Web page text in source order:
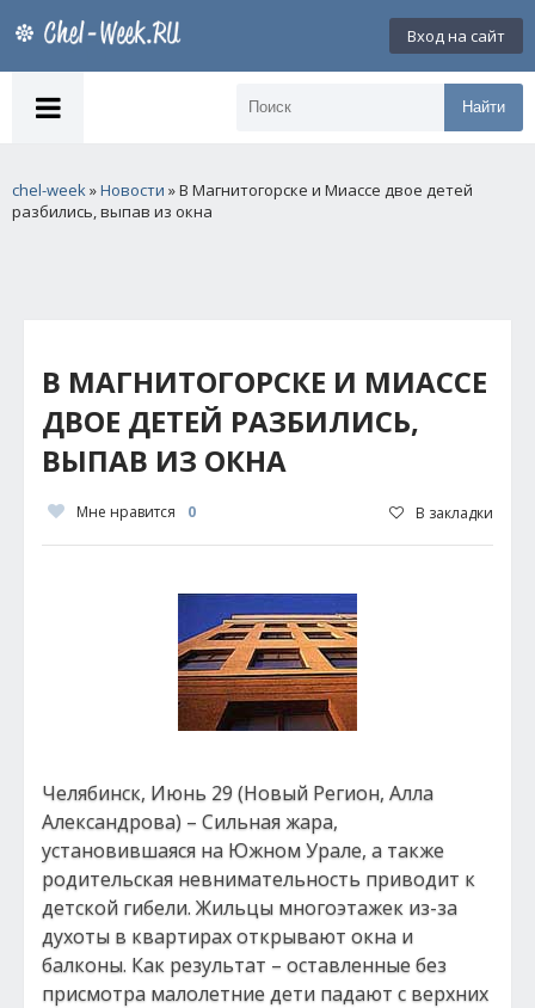
Вход на сайт
Найти
chel-week»Новости » В Магнитогорске и Миассе двое детей
разбились, выпав из окна
В МАГНИТОГОРСКЕ И МИАССЕ
ДВОЕ ДЕТЕЙ РАЗБИЛИСЬ,
ВЫПАВ ИЗ ОКНА
Мне нравится 0 В закладки
Челябинск, Июнь 29 (Новый Регион, Алла
Александрова) – Сильная жара,
установившаяся на Южном Урале, а также
родительская невнимательность приводит к
детской гибели. Жильцы многоэтажек из-за
духоты в квартирах открывают окна и
балконы. Как результат – оставленные без
присмотра малолетние дети падают с верхних